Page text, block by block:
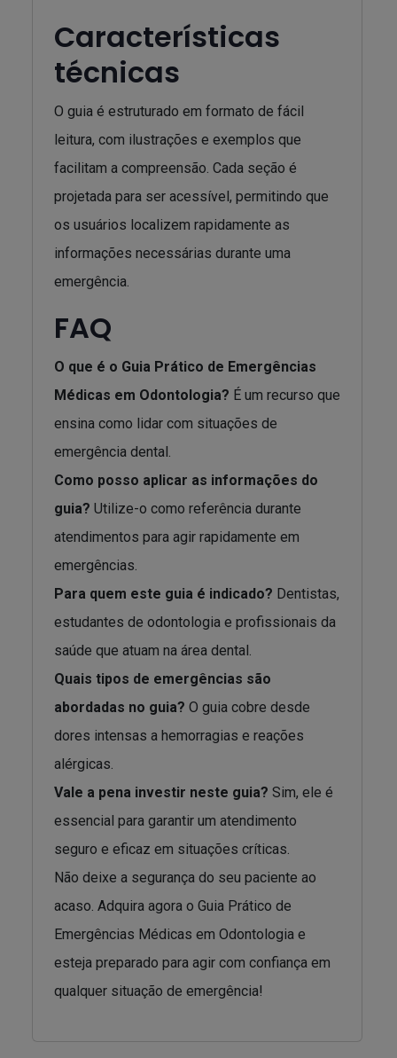
Características
técnicas
O guia é estruturado em formato de fácil
leitura, com ilustrações e exemplos que
facilitam a compreensão. Cada seção é
projetada para ser acessível, permitindo que
os usuários localizem rapidamente as
informações necessárias durante uma
emergência.
FAQ
O que é o Guia Prático de Emergências
Médicas em Odontologia? É um recurso que
ensina como lidar com situações de
emergência dental.
Como posso aplicar as informações do
guia? Utilize-o como referência durante
atendimentos para agir rapidamente em
emergências.
Para quem este guia é indicado? Dentistas,
estudantes de odontologia e profissionais da
saúde que atuam na área dental.
Quais tipos de emergências são
abordadas no guia? O guia cobre desde
dores intensas a hemorragias e reações
alérgicas.
Vale a pena investir neste guia? Sim, ele é
essencial para garantir um atendimento
seguro e eficaz em situações críticas.
Não deixe a segurança do seu paciente ao
acaso. Adquira agora o Guia Prático de
Emergências Médicas em Odontologia e
esteja preparado para agir com confiança em
qualquer situação de emergência!